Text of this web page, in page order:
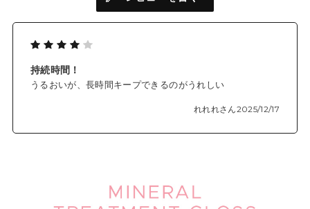
01コーラルペタル：花びらのように華やかなコーラルピンク
02ローズソルベ：ひんやりと透明感*4のある可愛らしさをプラ
スするライトローズ
コーラルベージュ
04アンバーレッド：洗練された深みを与えるブラウンレッド
*3 ホホバ種子油、アルガニアスピノサ核油（すべて保湿成分）
持続時間！
うるおいが、長時間キープできるのがうれしい
れれれさん2025/12/17